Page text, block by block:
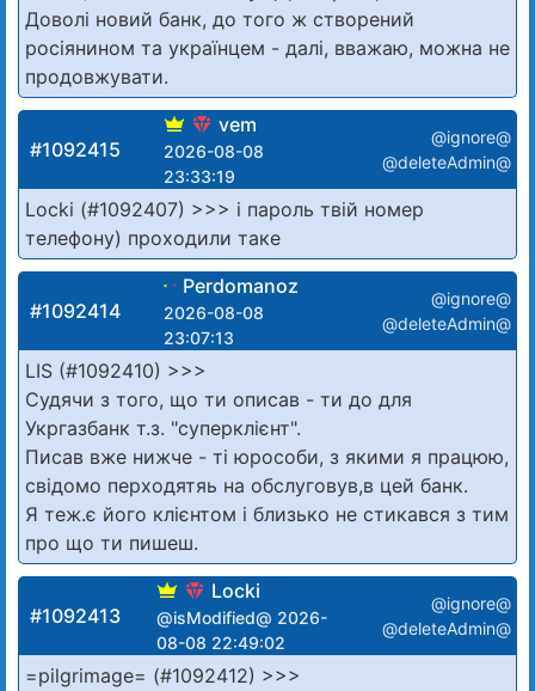
Доволі новий банк, до того ж створений
росіянином та українцем - далі, вважаю, можна не
продовжувати.
#1092415
vem
2026-08-08
23:33:19
@ignore@
@deleteAdmin@
Locki (#1092407) >>> і пароль твій номер
телефону) проходили таке
#1092414
Perdomanoz
2026-08-08
23:07:13
@ignore@
@deleteAdmin@
LIS (#1092410) >>>
Судячи з того, що ти описав - ти до для
Укргазбанк т.з. "суперклієнт".
Писав вже нижче - ті юрособи, з якими я працюю,
свідомо перходятяь на обслуговув,в цей банк.
Я теж.є його клієнтом і близько не стикався з тим
про що ти пишеш.
#1092413
Locki
@isModified@ 2026-
08-08 22:49:02
@ignore@
@deleteAdmin@
=pilgrimage= (#1092412) >>>